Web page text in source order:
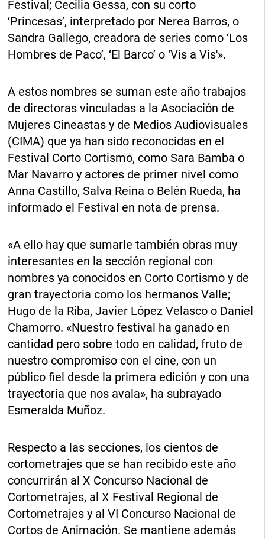
Festival; Cecilia Gessa, con su corto
‘Princesas’, interpretado por Nerea Barros, o
Sandra Gallego, creadora de series como ‘Los
Hombres de Paco’, ‘El Barco’ o ‘Vis a Vis'».
A estos nombres se suman este año trabajos
de directoras vinculadas a la Asociación de
Mujeres Cineastas y de Medios Audiovisuales
(CIMA) que ya han sido reconocidas en el
Festival Corto Cortismo, como Sara Bamba o
Mar Navarro y actores de primer nivel como
Anna Castillo, Salva Reina o Belén Rueda, ha
informado el Festival en nota de prensa.
«A ello hay que sumarle también obras muy
interesantes en la sección regional con
nombres ya conocidos en Corto Cortismo y de
gran trayectoria como los hermanos Valle;
Hugo de la Riba, Javier López Velasco o Daniel
Chamorro. «Nuestro festival ha ganado en
cantidad pero sobre todo en calidad, fruto de
nuestro compromiso con el cine, con un
público fiel desde la primera edición y con una
trayectoria que nos avala», ha subrayado
Esmeralda Muñoz.
Respecto a las secciones, los cientos de
cortometrajes que se han recibido este año
concurrirán al X Concurso Nacional de
Cortometrajes, al X Festival Regional de
Cortometrajes y al VI Concurso Nacional de
Cortos de Animación. Se mantiene además